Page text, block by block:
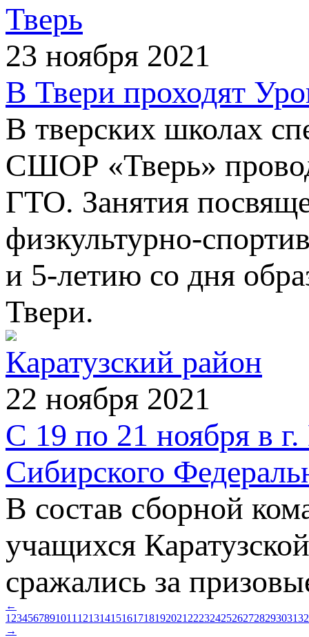
Тверь
23 ноября 2021
В Твери проходят
В тверских школах
СШОР «Тверь»
ГТО. Занятия
физкультурно-
и 5-летию со дня
Твери.
Каратузский район
22 ноября 2021
С 19 по 21 ноября в
Сибирского
В состав сборной
учащихся
сражались за
←
1 234567891011 12131415161718192021 2223242526272829303132
→